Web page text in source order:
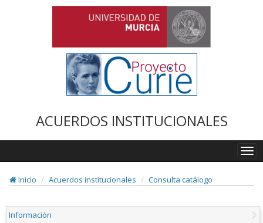
ACUERDOS INSTITUCIONALES
Inicio
Acuerdos institucionales Consulta catálogo
Información